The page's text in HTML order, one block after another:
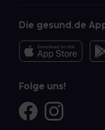
Die gesund.de
Folge uns!